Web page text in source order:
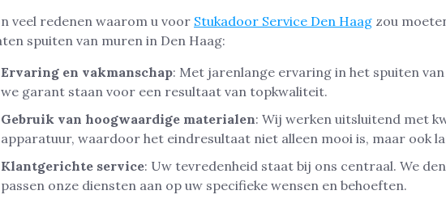
veel redenen waarom u voor Stukadoor Service Den Haag zou
spuiten van muren in Den Haag:
Ervaring en vakmanschap: Met jarenlange ervaring in het spuiten
we garant staan voor een resultaat van topkwaliteit.
Gebruik van hoogwaardige materialen: Wij werken uitsluitend met
apparatuur, waardoor het eindresultaat niet alleen mooi is, maar ook
Klantgerichte service: Uw tevredenheid staat bij ons centraal. We
passen onze diensten aan op uw specifieke wensen en behoeften.